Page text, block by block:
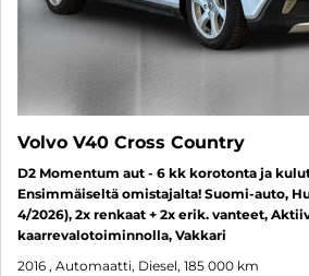
Volvo V40 Cross Country
D2 Momentum aut - 6 kk korotonta ja
Ensimmäiseltä omistajalta! Suomi-auto,
4/2026), 2x renkaat + 2x erik. vanteet,
kaarrevalotoiminnolla, Vakkari
2016 , Automaatti, Diesel, 185 000 km